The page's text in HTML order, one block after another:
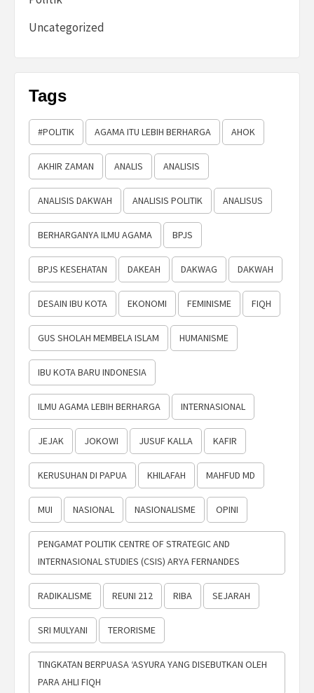
Uncategorized
Tags
#POLITIK AGAMA ITU LEBIH BERHARGA AHOK
AKHIR ZAMAN ANALIS ANALISIS
ANALISIS DAKWAH ANALISIS POLITIK ANALISUS
BERHARGANYA ILMU AGAMA BPJS
BPJS KESEHATAN DAKEAH DAKWAG DAKWAH
DESAIN IBU KOTA EKONOMI FEMINISME FIQH
GUS SHOLAH MEMBELA ISLAM HUMANISME
IBU KOTA BARU INDONESIA
ILMU AGAMA LEBIH BERHARGA INTERNASIONAL
JEJAK JOKOWI JUSUF KALLA KAFIR
KERUSUHAN DI PAPUA KHILAFAH MAHFUD MD
MUI NASIONAL NASIONALISME OPINI
PENGAMAT POLITIK CENTRE OF STRATEGIC AND
INTERNASIONAL STUDIES (CSIS) ARYA FERNANDES
RADIKALISME REUNI 212 RIBA SEJARAH
SRI MULYANI TERORISME
TINGKATAN BERPUASA ‘ASYURA YANG DISEBUTKAN OLEH
PARA AHLI FIQH